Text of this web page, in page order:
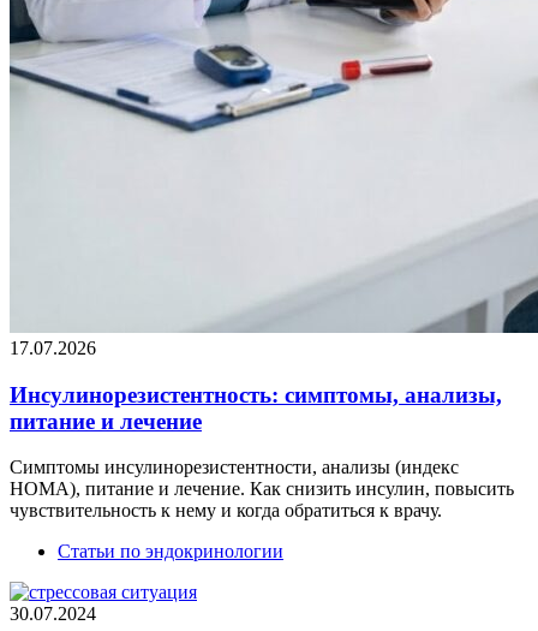
17.07.2026
Инсулинорезистентность: симптомы, анализы,
питание и лечение
Симптомы инсулинорезистентности, анализы (индекс
НОМА), питание и лечение. Как снизить инсулин, повысить
чувствительность к нему и когда обратиться к врачу.
Статьи по эндокринологии
30.07.2024